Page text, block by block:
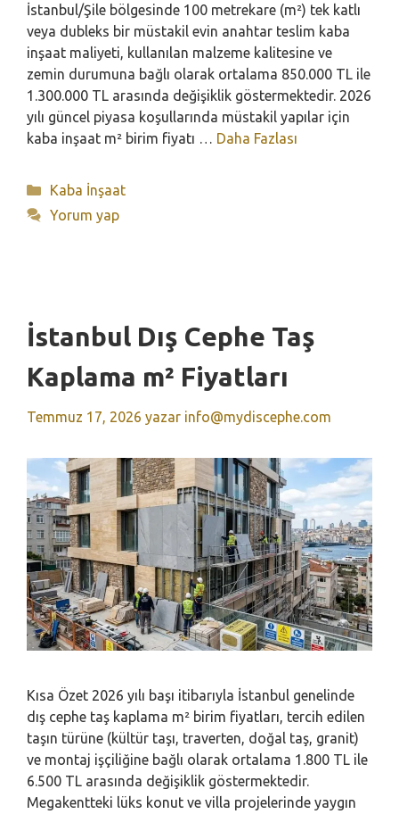
İstanbul/Şile bölgesinde 100 metrekare (m²) tek katlı
veya dubleks bir müstakil evin anahtar teslim kaba
inşaat maliyeti, kullanılan malzeme kalitesine ve
zemin durumuna bağlı olarak ortalama 850.000 TL ile
1.300.000 TL arasında değişiklik göstermektedir. 2026
yılı güncel piyasa koşullarında müstakil yapılar için
kaba inşaat m² birim fiyatı … Daha Fazlası
Kategoriler
Kaba İnşaat
Yorum yap
İstanbul Dış Cephe Taş
Kaplama m² Fiyatları
Temmuz 17, 2026 yazar info@mydiscephe.com
Kısa Özet 2026 yılı başı itibarıyla İstanbul genelinde
dış cephe taş kaplama m² birim fiyatları, tercih edilen
taşın türüne (kültür taşı, traverten, doğal taş, granit)
ve montaj işçiliğine bağlı olarak ortalama 1.800 TL ile
6.500 TL arasında değişiklik göstermektedir.
Megakentteki lüks konut ve villa projelerinde yaygın